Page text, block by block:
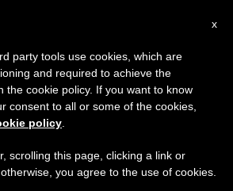
×
al 7 de agosto haremos la pausa
que en el periodo de verano
informaciones y también el
x
party tools use cookies, which are
and required to achieve the
the cookie policy. If you want to know
consent to all or some of the cookies,
policy
scrolling this page, clicking a link or
you agree to the use of cookies.